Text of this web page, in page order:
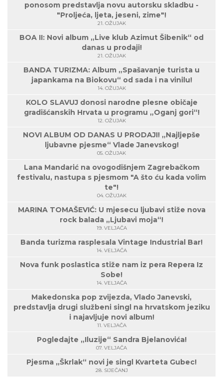
ponosom predstavlja novu autorsku skladbu -
"Proljeća, ljeta, jeseni, zime"!
21. OŽUJAK
BOA II: Novi album „Live klub Azimut Šibenik“ od
danas u prodaji!
21. OŽUJAK
BANDA TURIZMA: Album „Spašavanje turista u
japankama na Biokovu“ od sada i na vinilu!
14. OŽUJAK
KOLO SLAVUJ donosi narodne plesne običaje
gradišćanskih Hrvata u programu „Oganj gori“!
12. OŽUJAK
NOVI ALBUM OD DANAS U PRODAJI! „Najljepše
ljubavne pjesme“ Vlade Janevskog!
05. OŽUJAK
Lana Mandarić na ovogodišnjem Zagrebačkom
festivalu, nastupa s pjesmom "A što ću kada volim
te"!
04. OŽUJAK
MARINA TOMAŠEVIĆ: U mjesecu ljubavi stiže nova
rock balada „Ljubavi moja“!
19. VELJAČA
Banda turizma rasplesala Vintage Industrial Bar!
14. VELJAČA
Nova funk poslastica stiže nam iz pera Repera Iz
Sobe!
14. VELJAČA
Makedonska pop zvijezda, Vlado Janevski,
predstavlja drugi službeni singl na hrvatskom jeziku
i najavljuje novi album!
11. VELJAČA
Pogledajte „Iluzije“ Sandra Bjelanovića!
07. VELJAČA
Pjesma „Škrlak“ novi je singl Kvarteta Gubec!
28. SIJEČANJ